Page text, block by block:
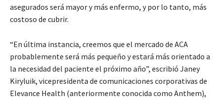
asegurados será mayor y más enfermo, y por lo tanto, más
costoso de cubrir.
“En última instancia, creemos que el mercado de ACA
probablemente será más pequeño y estará más orientado a
la necesidad del paciente el próximo año”, escribió Janey
Kiryluik, vicepresidenta de comunicaciones corporativas de
Elevance Health (anteriormente conocida como Anthem),